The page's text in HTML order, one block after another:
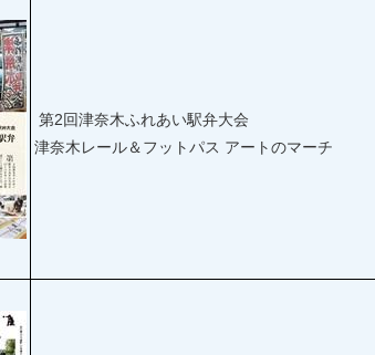
第2回津奈木ふれあい駅弁大会
津奈木レール＆フットパス アートのマーチ